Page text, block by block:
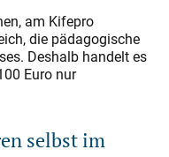
am Kifepro
die pädagogische
Deshalb handelt es
Euro nur
selbst im